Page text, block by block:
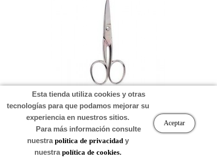
TIJERA PEDICURA UÃAS CURVA 10,5CM BETER
Precio
14,60 €
Esta tienda utiliza cookies y otras
tecnologías para que podamos mejorar su
experiencia en nuestros sitios.
Para más información consulte
nuestrapolítica de privacidady
nuestrapolítica de cookies.
Aceptar